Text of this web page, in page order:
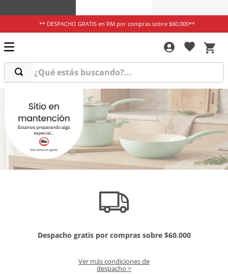
** DESPACHO GRATIS en RM por compras sobre $60.000**
¿Qué estás buscando?...
Despacho gratis por compras sobre $60.000
Ver más condiciones de
despacho >